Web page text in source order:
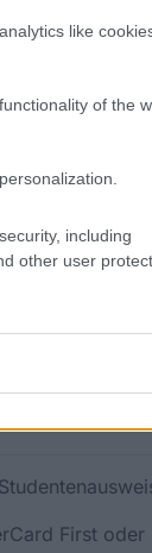
like
of the
including
other user
möglich zu
Es gibt keine
Studenten.
Vorteile,
First